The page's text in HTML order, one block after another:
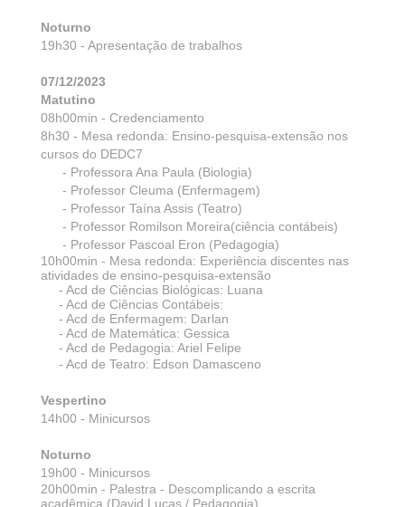
Noturno
19h30 - Apresentação de trabalhos
07/12/2023
Matutino
08h00min - Credenciamento
8h30 - Mesa redonda: Ensino-pesquisa-extensão nos
cursos do DEDC7
- Professora Ana Paula (Biologia)
- Professor Cleuma (Enfermagem)
- Professor Taína Assis (Teatro)
- Professor Romilson Moreira(ciência contábeis)
- Professor Pascoal Eron (Pedagogia)
10h00min - Mesa redonda: Experiência discentes nas
atividades de ensino-pesquisa-extensão
- Acd de Ciências Biológicas: Luana
- Acd de Ciências Contábeis:
- Acd de Enfermagem: Darlan
- Acd de Matemática: Gessica
- Acd de Pedagogia: Ariel Felipe
- Acd de Teatro: Edson Damasceno
Vespertino
14h00 - Minicursos
Noturno
19h00 - Minicursos
20h00min - Palestra - Descomplicando a escrita
acadêmica (David Lucas / Pedagogia)